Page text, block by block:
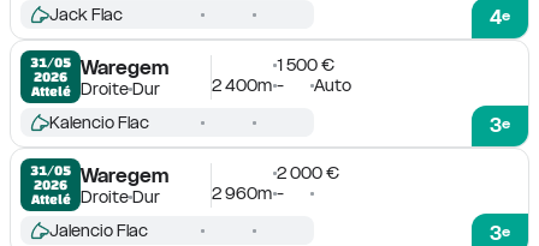
4e
Jack Flac
31/05
2026
Attelé
Waregem
DroiteDur
1 500 €
2 400m - Auto
3e
Kalencio Flac
31/05
2026
Attelé
Waregem
DroiteDur
2 000 €
2 960m -
3e
Jalencio Flac